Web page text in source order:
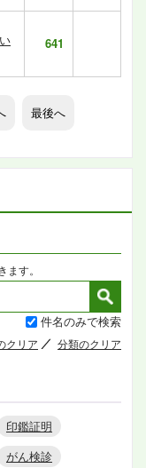
す。
件名のみで検索
クリア 分類のクリア
印鑑証明
がん検診
641
最後へ